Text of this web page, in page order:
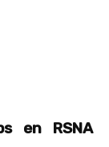
en RSNA